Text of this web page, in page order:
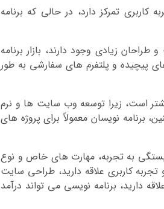
تمرکز دارد، در حالی که برنامه
زیادی وجود دارند، بازار برنامه
پیچیده و پلتفرم های سفارشی به طور
است، زیرا توسعه وب سایت ها و نرم
برنامه نویسان معمولاً برای پروژه های
بستگی به تجربه، مهارت های خاص و نوع
کاربری علاقه دارید، طراحی سایت
دارید، برنامه نویسی می تواند درآمد